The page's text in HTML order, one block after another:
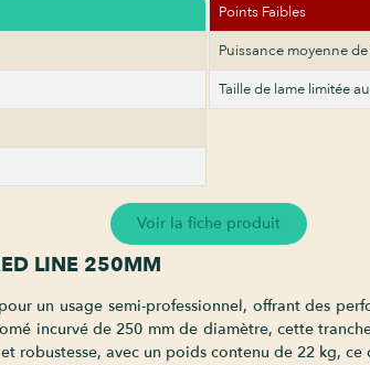
Points Faibles
Puissance moyenne
Taille de lame limitée
Voir la fiche produit
LINE 250MM
un usage semi-professionnel, offrant des
incurvé de 250 mm de diamètre, cette
robustesse, avec un poids contenu de 22 kg,